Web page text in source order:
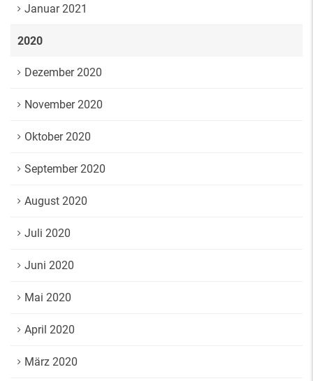
Januar 2021
2020
Dezember 2020
November 2020
Oktober 2020
September 2020
August 2020
Juli 2020
Juni 2020
Mai 2020
April 2020
März 2020